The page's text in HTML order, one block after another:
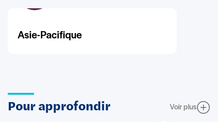
Asie-Pacifique
Pour approfondir Voir plus